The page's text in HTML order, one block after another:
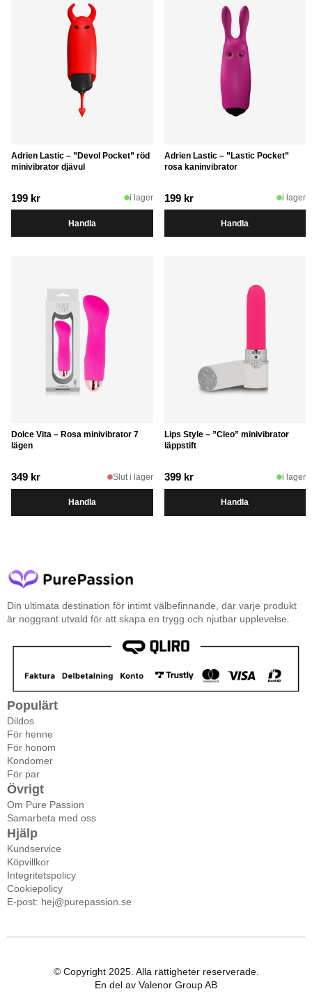
Adrien Lastic – ”Devol Pocket” röd
minivibrator djävul
199 kr i lager
Handla
Adrien Lastic – ”Lastic Pocket”
rosa kaninvibrator
199 kr i lager
Handla
Dolce Vita – Rosa minivibrator 7
lägen
349 kr Slut i lager
Handla
Lips Style – ”Cleo” minivibrator
läppstift
399 kr i lager
Handla
Din ultimata destination för intimt välbefinnande, där varje produkt
är noggrant utvald för att skapa en trygg och njutbar upplevelse.
Populärt
Dildos
För henne
För honom
Kondomer
För par
Övrigt
Om Pure Passion
Samarbeta med oss
Hjälp
Kundservice
Köpvillkor
Integritetspolicy
Cookiepolicy
E-post: hej@purepassion.se
© Copyright 2025. Alla rättigheter reserverade.
En del av Valenor Group AB